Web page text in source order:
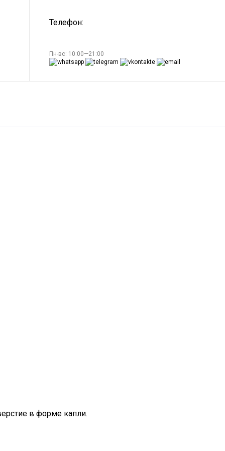
Телефон:
Пн-вс: 10:00—21:00
в форме капли.